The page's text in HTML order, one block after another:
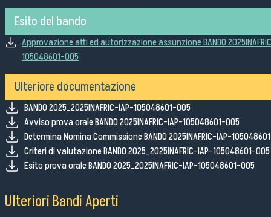
Esito del bando
Approvazione atti ed autorizzazione assunzione BANDO
105048601-005
Ulteriore documentazione
BANDO 2025_2025INAFRIC-IAP-105048601-005
Avviso prova orale BANDO 2025INAFRIC-IAP-105048601-005
Determina Nomina Commissione BANDO 2025INAFRIC-IAP-
Criteri di valutazione BANDO 2025_2025INAFRIC-IAP-105048601-005
Esito prova orale BANDO 2025_2025INAFRIC-IAP-105048601-005
Ulteriori Bandi Aperti
Automatizzazione delle procedure